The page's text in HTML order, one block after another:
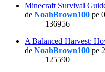
Minecraft Survival
de NoahBrown100 pe
136956
A Balanced Harvest:
de NoahBrown100 pe
125590